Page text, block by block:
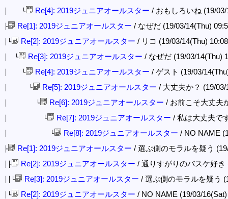
│ └ Re[4]: 2019ジュニアオールスター / おもしろいね (19/
├ Re[1]: 2019ジュニアオールスター / なぜだ (19/03/14(Thu)
│└ Re[2]: 2019ジュニアオールスター / リコ (19/03/14(Thu)
│ └ Re[3]: 2019ジュニアオールスター / なぜだ (19/03/14(Thu)
│ └ Re[4]: 2019ジュニアオールスター / ゲスト (19/03/
│ └ Re[5]: 2019ジュニアオールスター / 大丈夫か？ (19/
│ └ Re[6]: 2019ジュニアオールスター / お前こそ大丈夫
│ └ Re[7]: 2019ジュニアオールスター / 私は大丈夫で
│ └ Re[8]: 2019ジュニアオールスター / NO NAME
├ Re[1]: 2019ジュニアオールスター / 選ぶ側のモラルを疑う
│├ Re[2]: 2019ジュニアオールスター / 通りすがりのバスケ好
││└ Re[3]: 2019ジュニアオールスター / 選ぶ側のモラルを疑う
│└ Re[2]: 2019ジュニアオールスター / NO NAME (19/03/